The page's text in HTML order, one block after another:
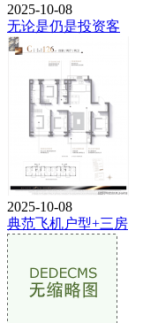
2025-10-08
无论是仍是投资客
2025-10-08
典范飞机户型+三房